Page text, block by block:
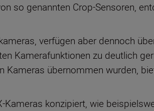
so genannten Crop-Sensoren,
verfügen aber dennoch
Kamerafunktionen zu deutlich
Kameras übernommen wurden,
Kameras konzipiert, wie